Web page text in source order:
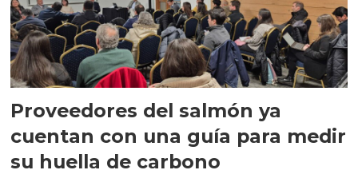
Proveedores del salmón ya
cuentan con una guía para medir
su huella de carbono